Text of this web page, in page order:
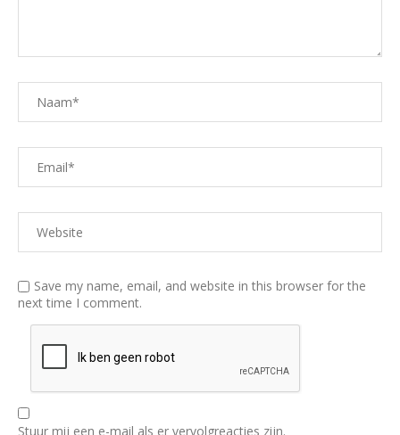
Save my name, email, and website in this browser for the
next time I comment.
Stuur mij een e-mail als er vervolgreacties zijn.